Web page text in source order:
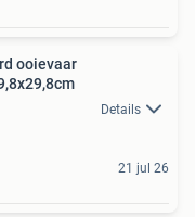
ooievaar
Details
21 jul 26